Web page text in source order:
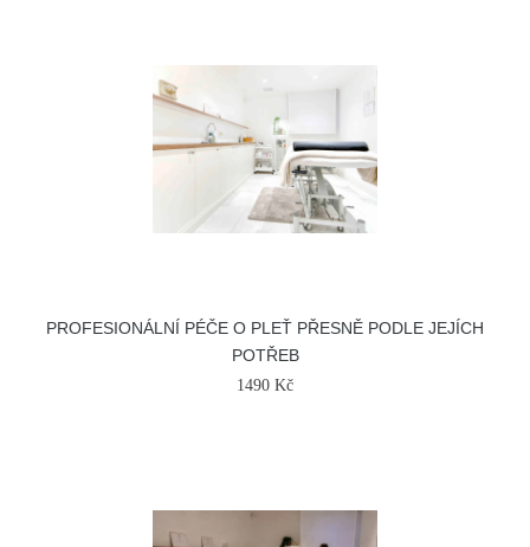
PROFESIONÁLNÍ PÉČE O PLEŤ PŘESNĚ PODLE JEJÍCH
POTŘEB
1490 Kč